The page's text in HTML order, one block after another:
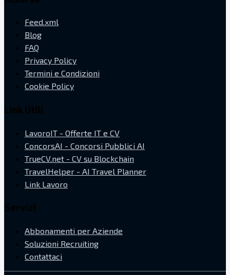
Feed.xml
Blog
FAQ
Privacy Policy
Termini e Condizioni
Cookie Policy
LavoroIT - Offerte IT e CV
ConcorsAI - Concorsi Pubblici AI
TrueCV.net - CV su Blockchain
TravelHelper - AI Travel Planner
Link Lavoro
Abbonamenti per Aziende
Soluzioni Recruiting
Contattaci